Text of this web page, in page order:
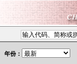
年份：